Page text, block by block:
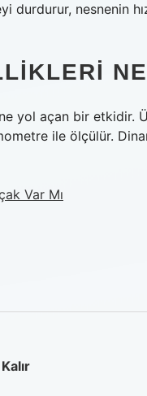
nesnenin
yol açan bir etkidir.
ile ölçülür.
Var Mı